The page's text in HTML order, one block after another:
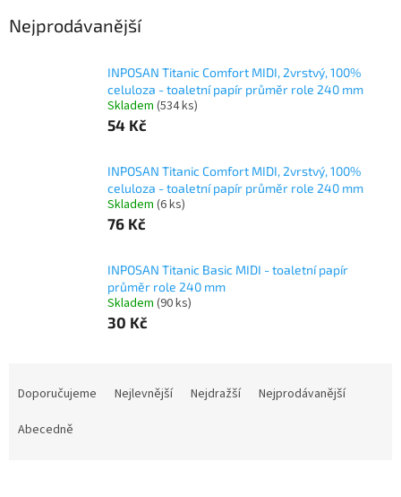
Nejprodávanější
INPOSAN Titanic Comfort MIDI, 2vrstvý, 100%
celuloza - toaletní papír průměr role 240 mm
Skladem (534 ks)
54 Kč
INPOSAN Titanic Comfort MIDI, 2vrstvý, 100%
celuloza - toaletní papír průměr role 240 mm
Skladem (6 ks)
76 Kč
INPOSAN Titanic Basic MIDI - toaletní papír
průměr role 240 mm
Skladem (90 ks)
30 Kč
Doporučujeme Nejlevnější Nejdražší
Nejprodávanější
Abecedně